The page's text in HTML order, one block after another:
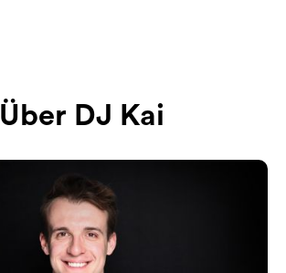
Über DJ Kai